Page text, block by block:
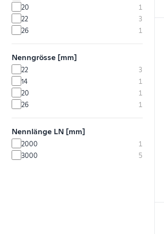
20
1
22
3
26
1
Nenngrösse [mm]
22
3
14
1
20
1
26
1
Nennlänge LN [mm]
2000
1
3000
5